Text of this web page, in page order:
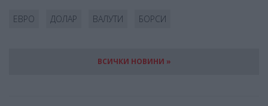
ЕВРО ДОЛАР ВАЛУТИ БОРСИ
ВСИЧКИ НОВИНИ »